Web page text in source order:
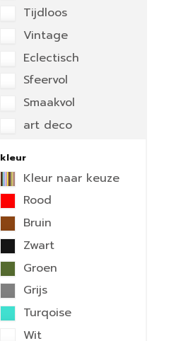
Tijdloos
Vintage
Eclectisch
Sfeervol
Smaakvol
art deco
kleur
Kleur naar keuze
Rood
Bruin
Zwart
Groen
Grijs
Turqoise
Wit